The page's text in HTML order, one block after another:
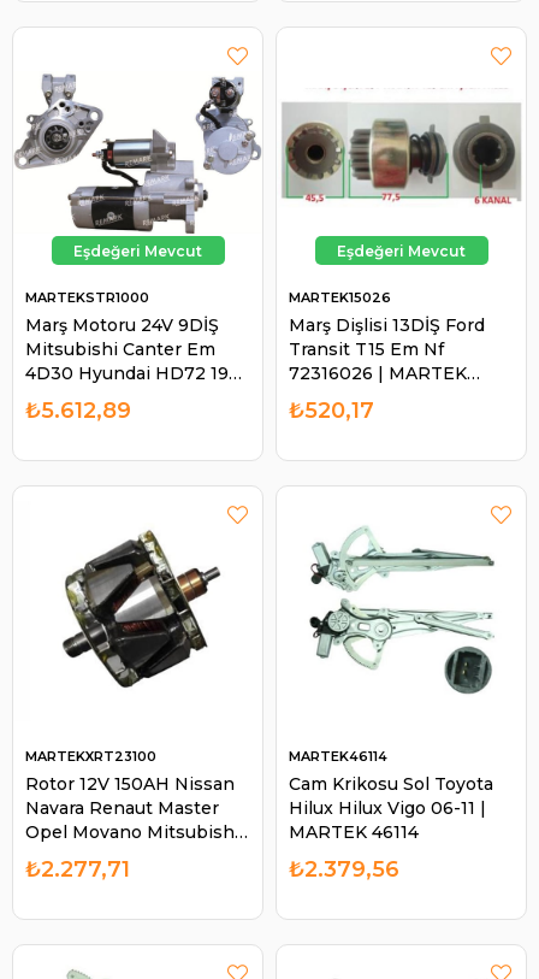
Marş Motoru 24V 9DİŞ
Mitsubishi Canter Em
4D30 Hyundai HD72 1986
2001 STR1000 | MARTEK
STR1000
MARTEKSTR1000
₺5.612,89
Marş Dişlisi 13DİŞ Ford
Transit T15 Em Nf
72316026 | MARTEK
15026
MARTEK15026
₺520,17
Rotor 12V 150AH Nissan
Navara Renaut Master
Opel Movano Mitsubishi
Tip Lancer Citroen C
Crosser Boy 143 Çap 105 |
MARTEKXRT23100
₺2.277,71
Cam Krikosu Sol Toyota
Hilux Hilux Vigo 06-11 |
MARTEK 46114
MARTEK46114
₺2.379,56